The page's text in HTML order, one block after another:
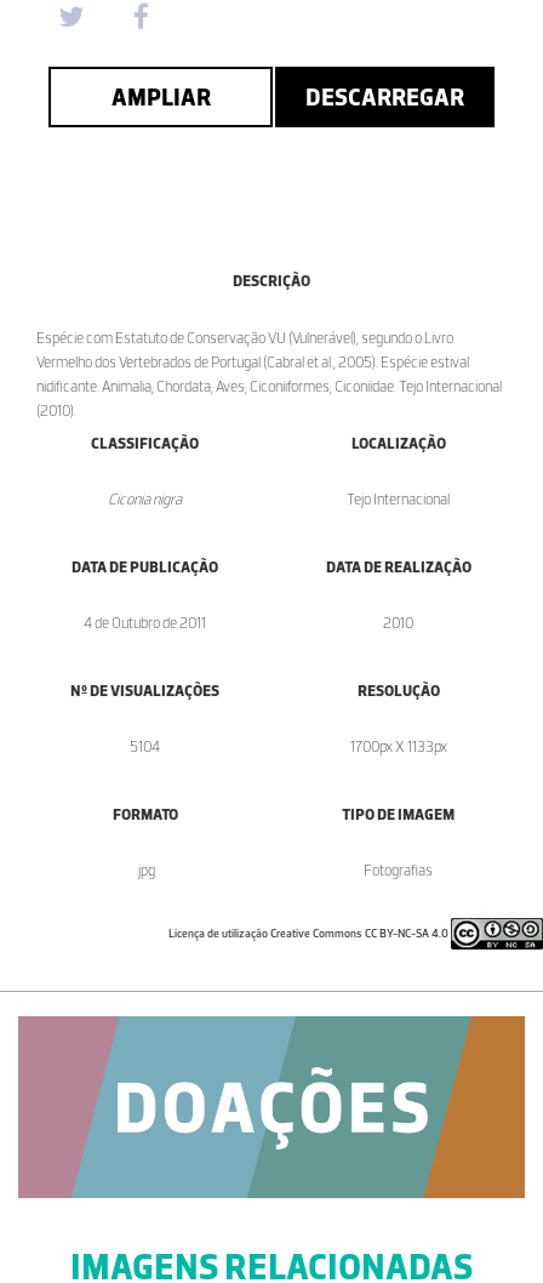
AMPLIAR DESCARREGAR
DESCRIÇÃO
Espécie com Estatuto de Conservação VU (Vulnerável), segundo o Livro
Vermelho dos Vertebrados de Portugal (Cabral et al., 2005). Espécie estival
nidificante. Animalia; Chordata; Aves; Ciconiiformes; Ciconiidae. Tejo Internacional
(2010).
CLASSIFICAÇÃO
Ciconia nigra
LOCALIZAÇÃO
Tejo Internacional
DATA DE PUBLICAÇÃO
4 de Outubro de 2011
DATA DE REALIZAÇÃO
2010
Nº DE VISUALIZAÇÕES
5104
RESOLUÇÃO
1700px X 1133px
FORMATO
.jpg
TIPO DE IMAGEM
Fotografias
Licença de utilização Creative Commons CC BY-NC-SA 4.0
IMAGENS RELACIONADAS